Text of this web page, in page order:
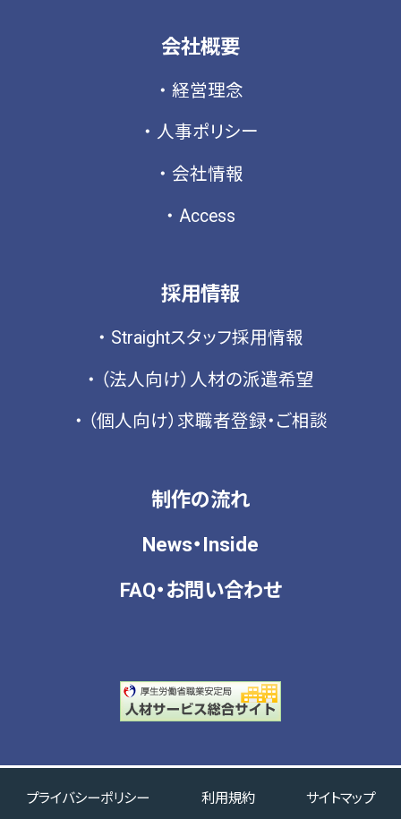
会社概要
経営理念
人事ポリシー
会社情報
Access
採用情報
Straightスタッフ採用情報
（法人向け）人材の派遣希望
（個人向け）求職者登録・ご相談
制作の流れ
News・Inside
FAQ・お問い合わせ
プライバシーポリシー 利用規約 サイトマップ